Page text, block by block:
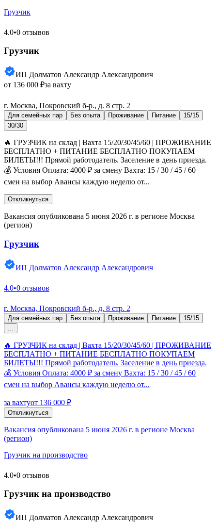
Грузчик
4.0•0 отзывов
Грузчик
ИП Долматов Александр Александрович
от 136 000 ₽за вахту
г. Москва, Покровский б-р., д. 8 стр. 2
Для семейных пар Без опыта Проживание Питание
15/15
30/30
🔥 ГРУЗЧИК на склад | Вахта 15/20/30/45/60 | ПРОЖИВАНИЕ
БЕСПЛАТНО + ПИТАНИЕ БЕСПЛАТНО ПОКУПАЕМ
БИЛЕТЫ!!! Прямой работодатель. Заселение в день приезда.
💰 Условия Оплата: 4000 ₽ за смену Вахта: 15 / 30 / 45 / 60
смен на выбор Авансы каждую неделю от...
Откликнуться
Вакансия опубликована 5 июня 2026 г. в регионе Москва
(регион)
Грузчик
ИП Долматов Александр Александрович
4.0•0 отзывов
г. Москва, Покровский б-р., д. 8 стр. 2
Для семейных пар Без опыта Проживание Питание
15/15
🔥 ГРУЗЧИК на склад | Вахта 15/20/30/45/60 | ПРОЖИВАНИЕ
БЕСПЛАТНО + ПИТАНИЕ БЕСПЛАТНО ПОКУПАЕМ
БИЛЕТЫ!!! Прямой работодатель. Заселение в день приезда.
💰 Условия Оплата: 4000 ₽ за смену Вахта: 15 / 30 / 45 / 60
смен на выбор Авансы каждую неделю от...
за вахтуот 136 000 ₽
Откликнуться
Вакансия опубликована 5 июня 2026 г. в регионе Москва
(регион)
Грузчик на производство
4.0•0 отзывов
Грузчик на производство
ИП Долматов Александр Александрович